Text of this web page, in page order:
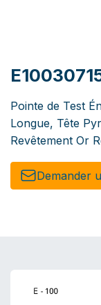
Pointe de Test
Longue, Tête
Revêtement Or
Demander